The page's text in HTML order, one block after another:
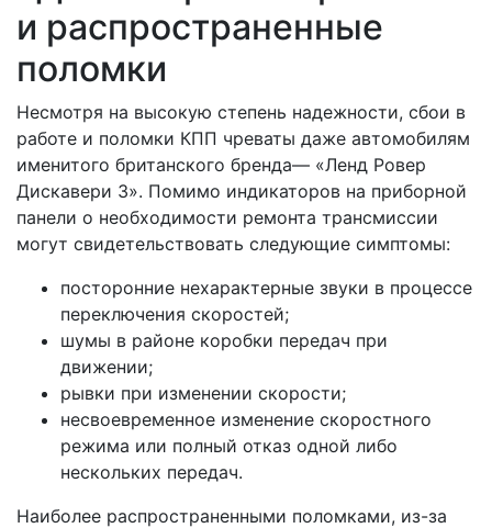
и распространенные
поломки
Несмотря на высокую степень надежности, сбои в
работе и поломки КПП чреваты даже автомобилям
именитого британского бренда— «Ленд Ровер
Дискавери 3». Помимо индикаторов на приборной
панели о необходимости ремонта трансмиссии
могут свидетельствовать следующие симптомы:
посторонние нехарактерные звуки в процессе
переключения скоростей;
шумы в районе коробки передач при
движении;
рывки при изменении скорости;
несвоевременное изменение скоростного
режима или полный отказ одной либо
нескольких передач.
Наиболее распространенными поломками, из-за